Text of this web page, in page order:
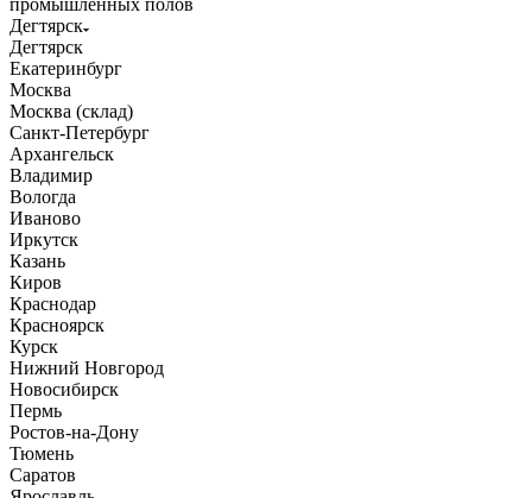
промышленных полов
Дегтярск
Дегтярск
Екатеринбург
Москва
Москва (склад)
Санкт-Петербург
Архангельск
Владимир
Вологда
Иваново
Иркутск
Казань
Киров
Краснодар
Красноярск
Курск
Нижний Новгород
Новосибирск
Пермь
Ростов-на-Дону
Тюмень
Саратов